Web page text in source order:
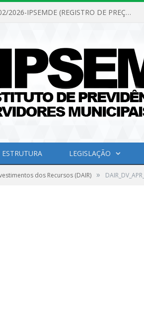
PREGÃO ELETRÔNICO Nº 02/2026-IPSEMDE (REGISTRO DE PREÇOS PARA FUTURA E EVENTUAL AQUISIÇÃO DE MATERIAL DE LIMPEZA E GÊNEROS ALIMENTÍCIOS PARA ATENDER AS NECESSIDADES DO INSTITUTO DE PREVIDÊNCIA SOCIAL DOS SERVIDORES MUNICIPAIS DE DOM ELISEU.)
ESTRUTURA LEGISLAÇÃO
dos Recursos (DAIR) »